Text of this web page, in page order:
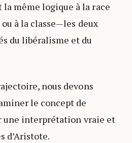
même logique à la race
à la classe—les deux
du libéralisme et du
nous devons
le concept de
une interprétation vraie et
d’Aristote.